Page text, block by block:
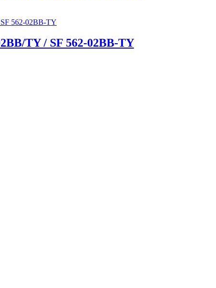
TY / SF 562-02BB-TY